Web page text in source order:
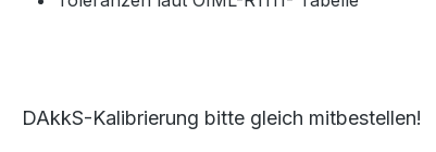
DAkkS-Kalibrierung bitte gleich mitbestellen!